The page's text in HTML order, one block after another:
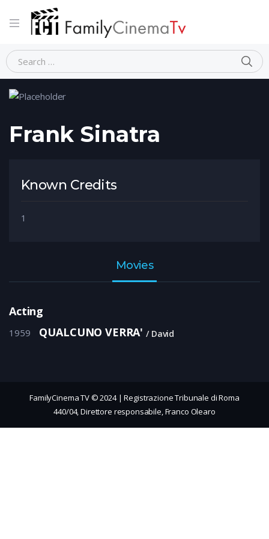
Home Person Frank Sinatra
Frank Sinatra
Known Credits
1
Movies
Acting
1959 QUALCUNO VERRA' David
FamilyCinema TV © 2024 | Registrazione Tribunale di Roma
440/04, Direttore responsabile, Franco Olearo